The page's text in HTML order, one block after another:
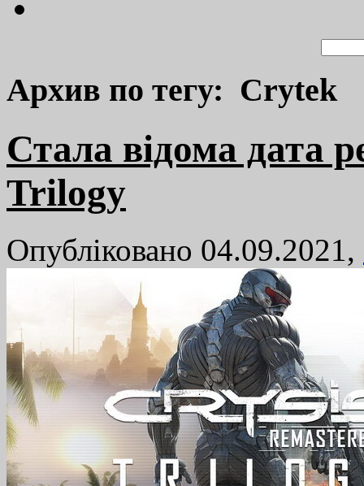
Архив по тегу: Crytek
Стала відома дата
Trilogy
Опубліковано 04.09.2021,